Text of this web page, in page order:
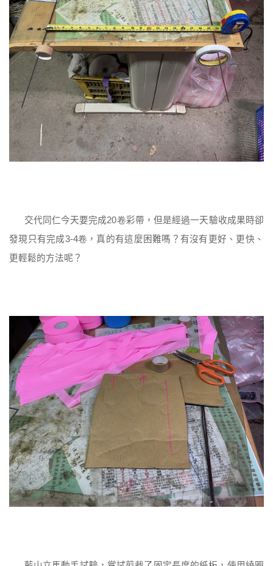
交代同仁今天要完成20卷彩帶，但是經過一天驗收成果時卻
發現只有完成3-4卷 ，真的有這麼困難嗎？有沒有更好、更快、
更輕鬆的方法呢？